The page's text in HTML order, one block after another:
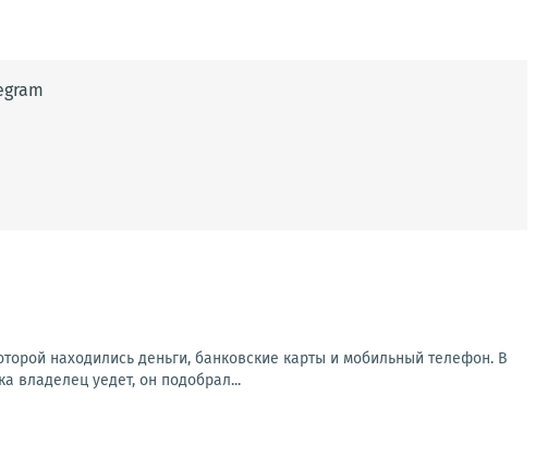
находились деньги, банковские карты и мобильный телефон. В
владелец уедет, он подобрал...